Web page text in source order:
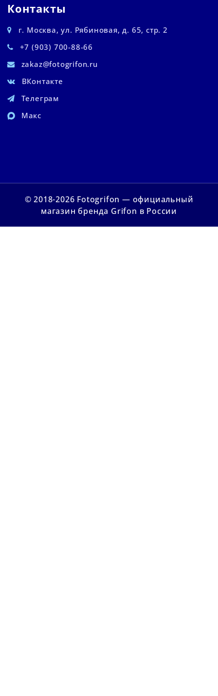
Контакты
г. Москва, ул. Рябиновая, д. 65, стр. 2
+7 (903) 700-88-66
zakaz@fotogrifon.ru
ВКонтакте
Телеграм
Макс
© 2018-2026 Fotogrifon — официальный
магазин бренда Grifon в России